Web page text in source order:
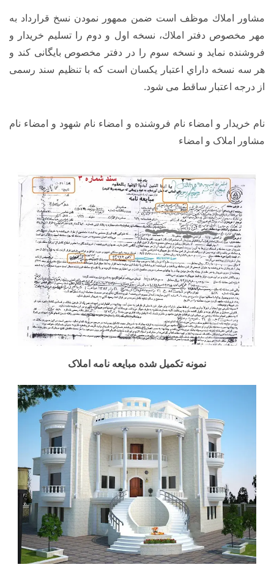
مشاور املاك موظف است ضمن ممهور نمودن نسخ قرارداد به
مهر مخصوص دفتر املاك، نسخه اول و دوم را تسلیم خریدار و
فروشنده نماید و نسخه سوم را در دفتر مخصوص بایگانی کند و
هر سه نسخه داراي اعتبار یکسان است که با تنظیم سند رسمی
از درجه اعتبار ساقط می شود.
نام خریدار و امضاء نام فروشنده و امضاء نام شهود و امضاء نام
مشاور املاک و امضاء
نمونه تکمیل شده مبایعه نامه املاک